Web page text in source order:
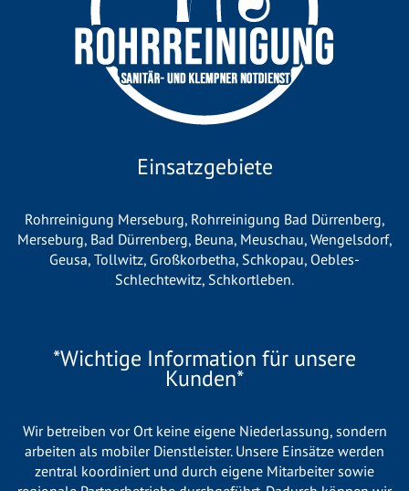
Einsatzgebiete
Rohrreinigung Merseburg, Rohrreinigung Bad Dürrenberg,
Merseburg, Bad Dürrenberg, Beuna, Meuschau, Wengelsdorf,
Geusa, Tollwitz, Großkorbetha, Schkopau, Oebles-
Schlechtewitz, Schkortleben.
*Wichtige Information für unsere
Kunden*
Wir betreiben vor Ort keine eigene Niederlassung, sondern
arbeiten als mobiler Dienstleister. Unsere Einsätze werden
zentral koordiniert und durch eigene Mitarbeiter sowie